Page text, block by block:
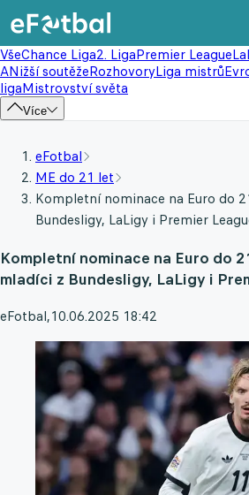
VšeChance Liga2. LigaPremier League
ANižší soutěžeRozhovoryLiga mistrů
ligaMistrovství světa
Více
eFotbal
ME do 21 let
Kompletní nominace na Euro do
Bundesligy, LaLigy i Premier
Kompletní nominace na Euro do
mladíci z Bundesligy, LaLigy i
eFotbal,10.06.2025 18:42